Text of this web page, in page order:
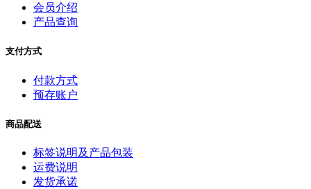
会员介绍
产品查询
支付方式
付款方式
预存账户
商品配送
标签说明及产品包装
运费说明
发货承诺